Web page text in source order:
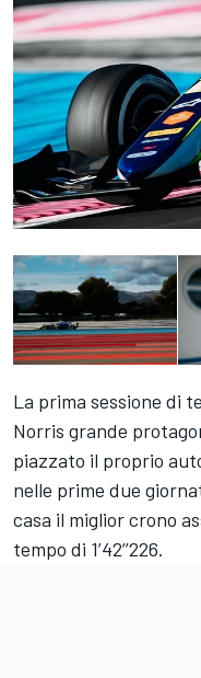
La prima sessione di
Norris grande
piazzato il proprio
nelle prime due
casa il miglior crono
tempo di 1’42’’226.